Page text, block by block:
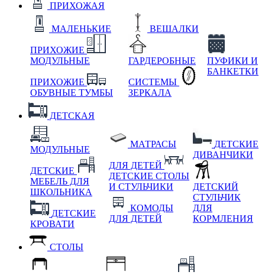
ПРИХОЖАЯ
МАЛЕНЬКИЕ
ПРИХОЖИЕ
МОДУЛЬНЫЕ
ПРИХОЖИЕ
ОБУВНЫЕ ТУМБЫ
ВЕШАЛКИ
ГАРДЕРОБНЫЕ
СИСТЕМЫ
ЗЕРКАЛА
ПУФИКИ И
БАНКЕТКИ
ДЕТСКАЯ
МОДУЛЬНЫЕ
ДЕТСКИЕ
МЕБЕЛЬ ДЛЯ
ШКОЛЬНИКА
ДЕТСКИЕ
КРОВАТИ
МАТРАСЫ
ДЛЯ ДЕТЕЙ
ДЕТСКИЕ СТОЛЫ
И СТУЛЬЧИКИ
КОМОДЫ
ДЛЯ ДЕТЕЙ
ДЕТСКИЕ
ДИВАНЧИКИ
ДЕТСКИЙ
СТУЛЬЧИК
ДЛЯ
КОРМЛЕНИЯ
СТОЛЫ